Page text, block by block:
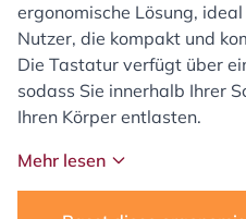
ergonomische Lösung,
Nutzer, die kompakt und
Die Tastatur verfügt über
sodass Sie innerhalb Ihrer
Ihren Körper entlasten.
Mehr lesen